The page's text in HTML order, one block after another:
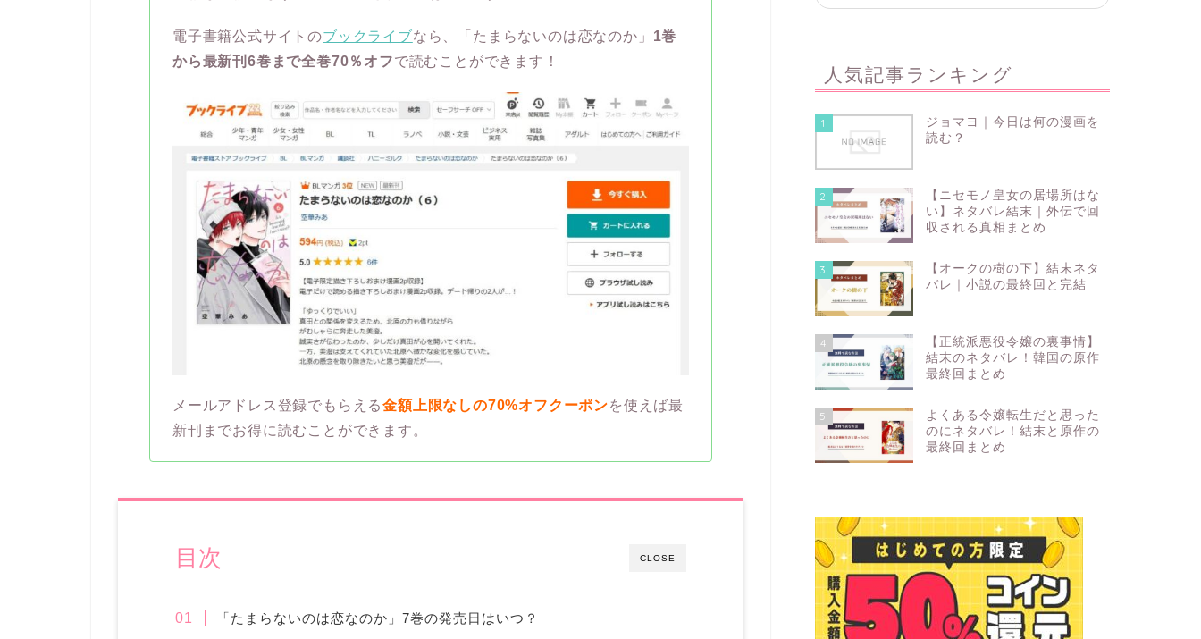
電子書籍公式サイトのブックライブなら、「たまらないのは恋なのか」 1巻
から最新刊6巻まで全巻70％オフで読むことができます！
メールアドレス登録でもらえる金額上限なしの70%オフクーポンを使えば最
新刊までお得に読むことができます。
CLOSE
目次
「たまらないのは恋なのか」7巻の発売日はいつ？
人気記事ランキング
1
ジョマヨ｜今日は何の漫画を
読む？
2
【ニセモノ皇女の居場所はな
い】ネタバレ結末｜外伝で回
収される真相まとめ
3
【オークの樹の下】結末ネタ
バレ｜小説の最終回と完結
4
【正統派悪役令嬢の裏事情】
結末のネタバレ！韓国の原作
最終回まとめ
5
よくある令嬢転生だと思った
のにネタバレ！結末と原作の
最終回まとめ